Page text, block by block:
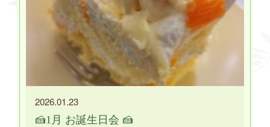
🍰1月 お誕生日会 🍰
2026.01.23